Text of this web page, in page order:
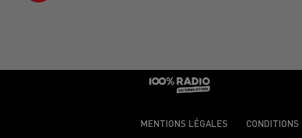
MENTIONS LÉGALES